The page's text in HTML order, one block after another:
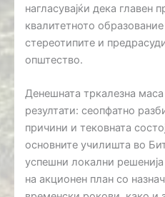
нагласувајќи дека главен
квалитетното
стереотипите и
општество.
Денешната тркалезна
резултати: сеопфатно
причини и тековната
основните училишта во
успешни локални решенија
на акционен план со